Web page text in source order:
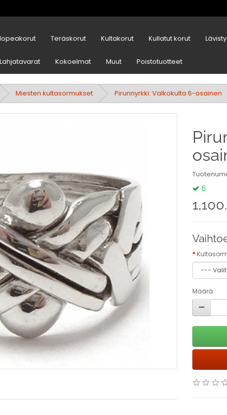
Teräskorut Kultakorut Kullatut korut
Kokoelmat Muut Poistotuotteet
Miesten kultasormukset Pirunnyrkki: Valkokulta 6-osainen
6
Määrä